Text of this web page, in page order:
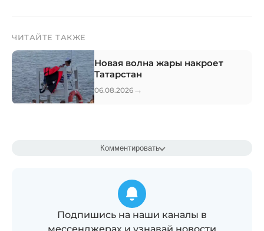
ЧИТАЙТЕ ТАКЖЕ
Новая волна жары накроет
Татарстан
06.08.2026 →
Комментировать
Подпишись на наши каналы в
мессенджерах и узнавай новости